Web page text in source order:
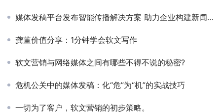
媒体发稿平台发布智能传播解决方案 助力企业构建新闻发布战略体系
龚董价值分享：1分钟学会软文写作
软文营销与网络媒体之间有哪些不得不说的秘密?
危机公关中的媒体发稿：化“危”为“机”的实战技巧
一切为了客户，软文营销的初步策略。